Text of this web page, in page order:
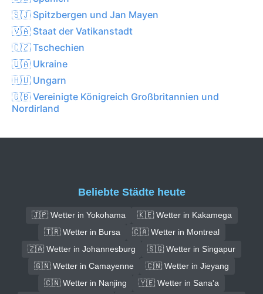
🇸🇯 Spitzbergen und Jan Mayen
🇻🇦 Staat der Vatikanstadt
🇨🇿 Tschechien
🇺🇦 Ukraine
🇭🇺 Ungarn
🇬🇧 Vereinigte Königreich Großbritannien und
Nordirland
Beliebte Städte heute
🇯🇵 Wetter in Yokohama
🇰🇪 Wetter in Kakamega
🇹🇷 Wetter in Bursa
🇨🇦 Wetter in Montreal
🇿🇦 Wetter in Johannesburg
🇸🇬 Wetter in Singapur
🇬🇳 Wetter in Camayenne
🇨🇳 Wetter in Jieyang
🇨🇳 Wetter in Nanjing
🇾🇪 Wetter in Sana'a